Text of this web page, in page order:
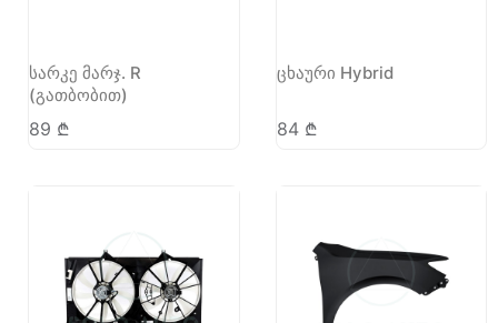
სარკე მარჯ. R
(გათბობით)
89 ₾
ცხაური Hybrid
84 ₾